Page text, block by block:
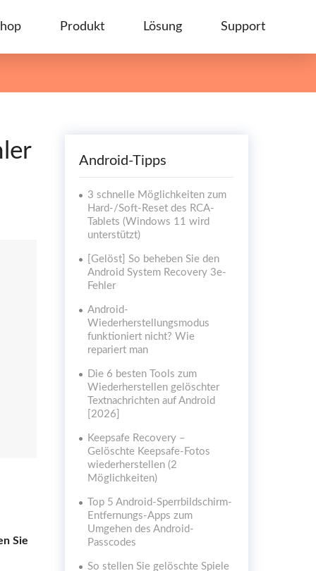
Produkt Lösung Support
Sie
Android-Tipps
3 schnelle Möglichkeiten zum
Hard-/Soft-Reset des RCA-
Tablets (Windows 11 wird
unterstützt)
[Gelöst] So beheben Sie den
Android System Recovery 3e-
Fehler
Android-
Wiederherstellungsmodus
funktioniert nicht? Wie
repariert man
Die 6 besten Tools zum
Wiederherstellen gelöschter
Textnachrichten auf Android
[2026]
Keepsafe Recovery –
Gelöschte Keepsafe-Fotos
wiederherstellen (2
Möglichkeiten)
Top 5 Android-Sperrbildschirm-
Entfernungs-Apps zum
Umgehen des Android-
Passcodes
So stellen Sie gelöschte Spiele